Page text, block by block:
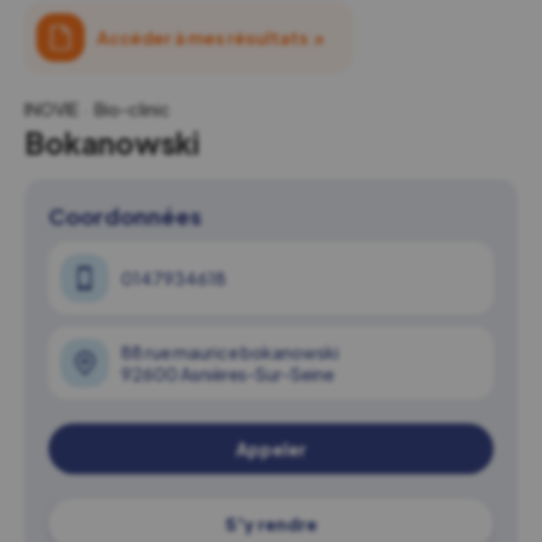
Accéder à mes résultats ↗
INOVIE Bio-clinic
Bokanowski
Coordonnées
0147934618
88 rue maurice bokanowski
92600 Asnières-Sur-Seine
Appeler
S'y rendre